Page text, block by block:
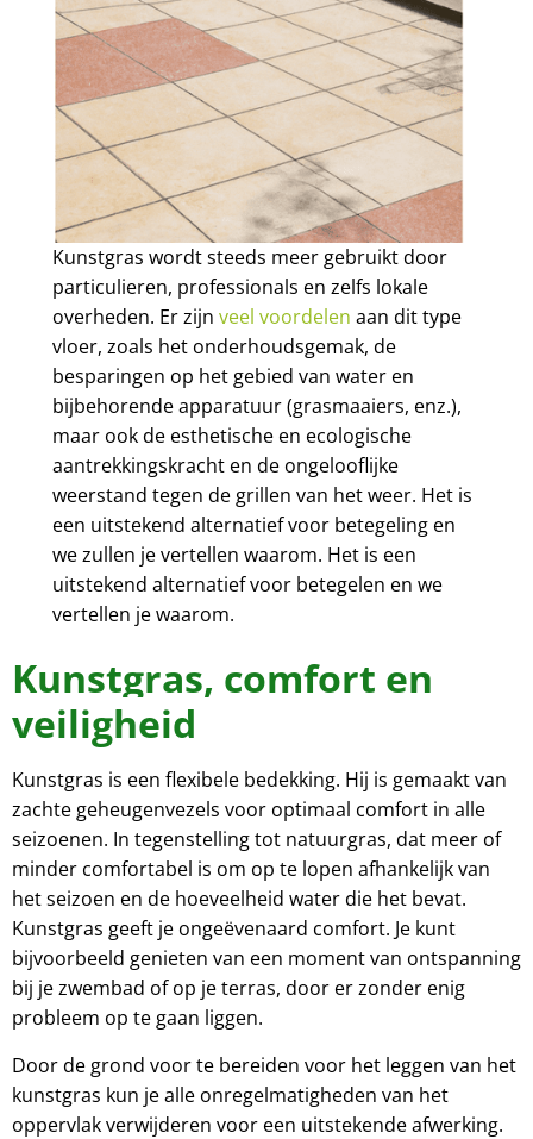
Kunstgras wordt steeds meer gebruikt door
particulieren, professionals en zelfs lokale
overheden. Er zijnveel voordelen aan dit type
vloer, zoals het onderhoudsgemak, de
besparingen op het gebied van water en
bijbehorende apparatuur (grasmaaiers, enz.),
maar ook de esthetische en ecologische
aantrekkingskracht en de ongelooflijke
weerstand tegen de grillen van het weer. Het is
een uitstekend alternatief voor betegeling en
we zullen je vertellen waarom. Het is een
uitstekend alternatief voor betegelen en we
vertellen je waarom.
Kunstgras, comfort en
veiligheid
Kunstgras is een flexibele bedekking. Hij is gemaakt van
zachte geheugenvezels voor optimaal comfort in alle
seizoenen. In tegenstelling tot natuurgras, dat meer of
minder comfortabel is om op te lopen afhankelijk van
het seizoen en de hoeveelheid water die het bevat.
Kunstgras geeft je ongeëvenaard comfort. Je kunt
bijvoorbeeld genieten van een moment van ontspanning
bij je zwembad of op je terras, door er zonder enig
probleem op te gaan liggen.
Door de grond voor te bereiden voor het leggen van het
kunstgras kun je alle onregelmatigheden van het
oppervlak verwijderen voor een uitstekende afwerking.